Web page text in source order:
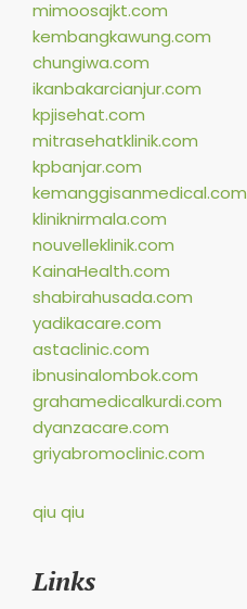
mimoosajkt.com
kembangkawung.com
chungiwa.com
ikanbakarcianjur.com
kpjisehat.com
mitrasehatklinik.com
kpbanjar.com
kemanggisanmedical.com
kliniknirmala.com
nouvelleklinik.com
KainaHealth.com
shabirahusada.com
yadikacare.com
astaclinic.com
ibnusinalombok.com
grahamedicalkurdi.com
dyanzacare.com
griyabromoclinic.com
qiu qiu
Links